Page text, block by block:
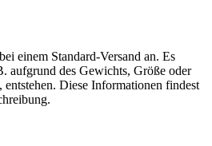
einem Standard-Versand an. Es
aufgrund des Gewichts, Größe oder
entstehen. Diese Informationen findest